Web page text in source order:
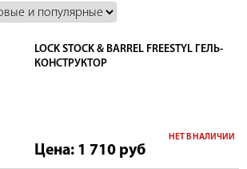
LOCK STOCK & BARREL FREESTYL ГЕЛЬ-
КОНСТРУКТОР
Цена: 1 710 руб
НЕТ В НАЛИЧИИ